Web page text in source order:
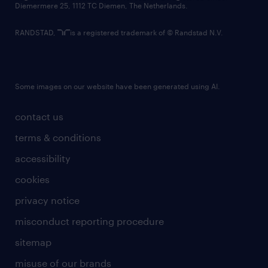
contact us
terms & conditions
accessibility
cookies
privacy notice
misconduct reporting procedure
sitemap
misuse of our brands
Diemermere 25, 1112 TC Diemen, The Netherlands.
RANDSTAD, is a registered trademark of © Randstad N.V.
Some images on our website have been generated using AI.